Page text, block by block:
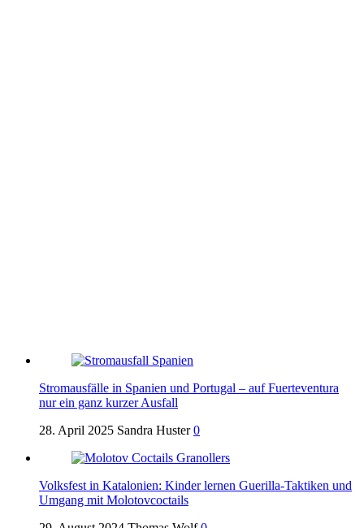
Stromausfälle in Spanien und Portugal – auf Fuerteventura
nur ein ganz kurzer Ausfall
28. April 2025 Sandra Huster 0
Volksfest in Katalonien: Kinder lernen Guerilla-Taktiken und
Umgang mit Molotovcoctails